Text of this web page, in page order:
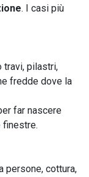
. I casi più
travi, pilastri,
fredde dove la
far nascere
finestre.
persone, cottura,